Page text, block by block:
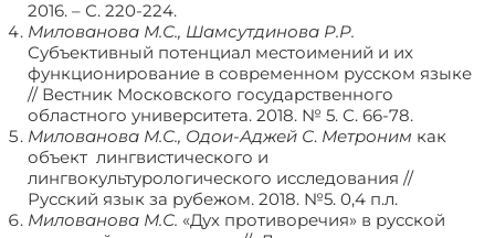
2016. – С. 220-224.
Милованова М.С., Шамсутдинова Р.Р.
Субъективный потенциал местоимений и их
функционирование в современном русском языке
// Вестник Московского государственного
областного университета. 2018. № 5. С. 66-78.
Милованова М.С., Одои-Аджей С. Метроним как
объект лингвистического и
лингвокультурологического исследования //
Русский язык за рубежом. 2018. №5. 0,4 п.л.
Милованова М.С. «Дух противоречия» в русской